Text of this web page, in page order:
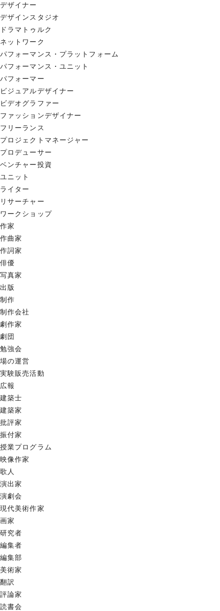
デザイナー
デザインスタジオ
ドラマトゥルク
ネットワーク
パフォーマンス・プラットフォーム
パフォーマンス・ユニット
パフォーマー
ビジュアルデザイナー
ビデオグラファー
ファッションデザイナー
フリーランス
プロジェクトマネージャー
プロデューサー
ベンチャー投資
ユニット
ライター
リサーチャー
ワークショップ
作家
作曲家
作詞家
俳優
写真家
出版
制作
制作会社
劇作家
劇団
勉強会
場の運営
実験販売活動
広報
建築士
建築家
批評家
振付家
授業プログラム
映像作家
歌人
演出家
演劇会
現代美術作家
画家
研究者
編集者
編集部
美術家
翻訳
評論家
読書会